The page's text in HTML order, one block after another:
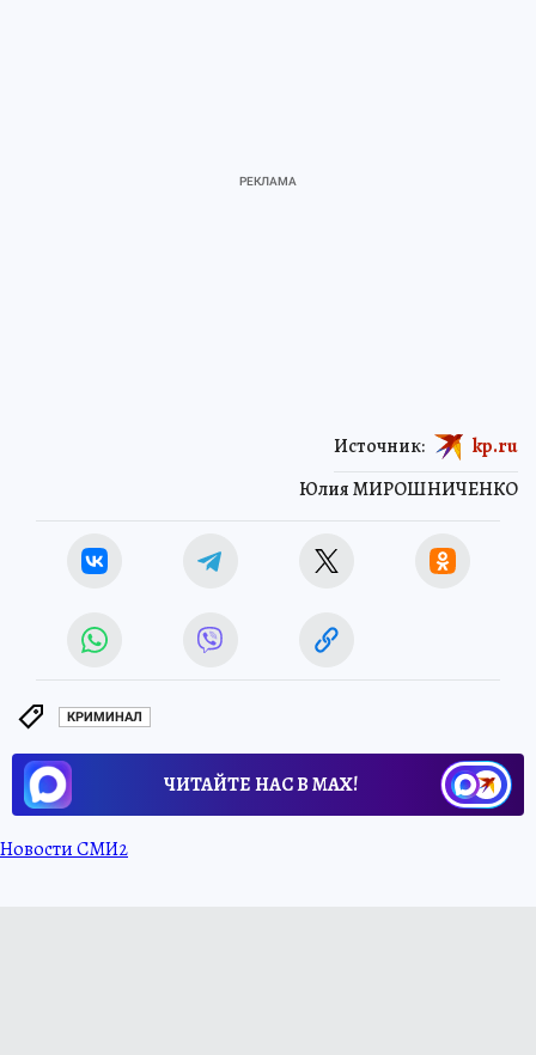
Юлия МИРОШНИЧЕНКО
Источник: kp.ru
КРИМИНАЛ
ЧИТАЙТЕ НАС В МАХ!
Новости СМИ2